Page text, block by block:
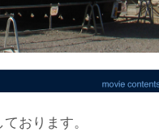
おります。